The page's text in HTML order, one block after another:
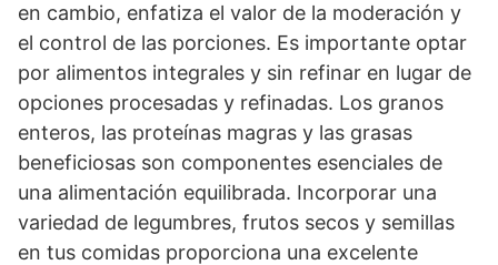
en cambio, enfatiza el valor de la moderación y
el control de las porciones. Es importante optar
por alimentos integrales y sin refinar en lugar de
opciones procesadas y refinadas. Los granos
enteros, las proteínas magras y las grasas
beneficiosas son componentes esenciales de
una alimentación equilibrada. Incorporar una
variedad de legumbres, frutos secos y semillas
en tus comidas proporciona una excelente